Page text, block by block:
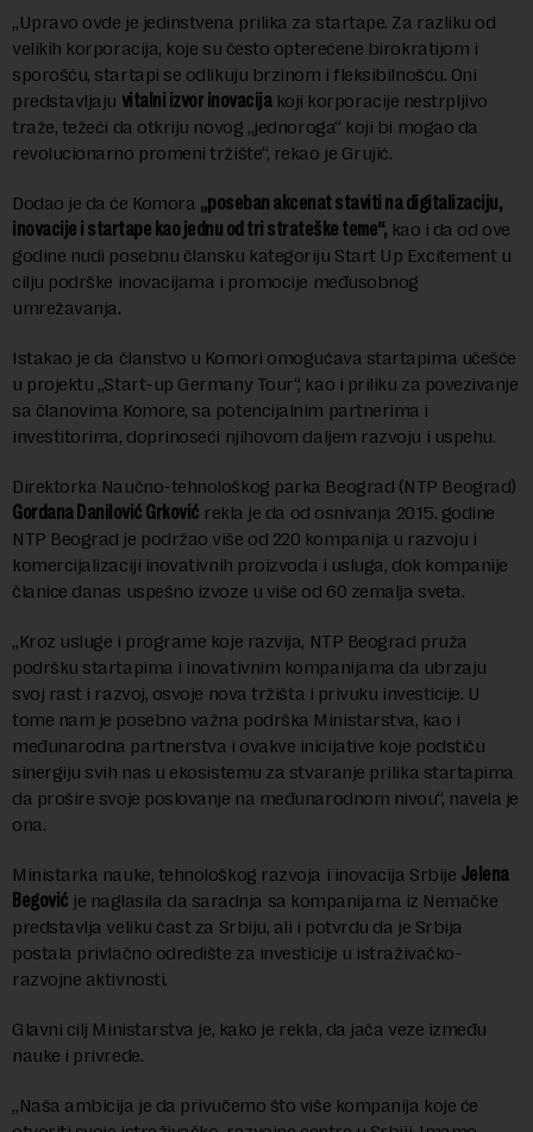
„Upravo ovde je jedinstvena prilika za startape. Za razliku od
velikih korporacija, koje su često opterećene birokratijom i
sporošću, startapi se odlikuju brzinom i fleksibilnošću. Oni
predstavljaju vitalni izvor inovacijakoji korporacije nestrpljivo
traže, težeći da otkriju novog „jednoroga“ koji bi mogao da
revolucionarno promeni tržište“, rekao je Grujić.
Dodao je da će Komora „poseban akcenat staviti na digitalizaciju,
inovacije i startape kao jednu od tri strateške teme“, kao i da od ove
godine nudi posebnu člansku kategoriju Start Up Excitement u
cilju podrške inovacijama i promocije međusobnog
umrežavanja.
Istakao je da članstvo u Komori omogućava startapima učešće
u projektu „Start-up Germany Tour“, kao i priliku za povezivanje
sa članovima Komore, sa potencijalnim partnerima i
investitorima, doprinoseći njihovom daljem razvoju i uspehu.
Direktorka Naučno-tehnološkog parka Beograd (NTP Beograd)
Gordana Danilović Grković rekla je da od osnivanja 2015. godine
NTP Beograd je podržao više od 220 kompanija u razvoju i
komercijalizaciji inovativnih proizvoda i usluga, dok kompanije
članice danas uspešno izvoze u više od 60 zemalja sveta.
„Kroz usluge i programe koje razvija, NTP Beograd pruža
podršku startapima i inovativnim kompanijama da ubrzaju
svoj rast i razvoj, osvoje nova tržišta i privuku investicije. U
tome nam je posebno važna podrška Ministarstva, kao i
međunarodna partnerstva i ovakve inicijative koje podstiču
sinergiju svih nas u ekosistemu za stvaranje prilika startapima
da prošire svoje poslovanje na međunarodnom nivou“, navela je
ona.
Ministarka nauke, tehnološkog razvoja i inovacija Srbije Jelena
Begović je naglasila da saradnja sa kompanijama iz Nemačke
predstavlja veliku čast za Srbiju, ali i potvrdu da je Srbija
postala privlačno odredište za investicije u istraživačko-
razvojne aktivnosti.
Glavni cilj Ministarstva je, kako je rekla, da jača veze između
nauke i privrede.
„Naša ambicija je da privučemo što više kompanija koje će